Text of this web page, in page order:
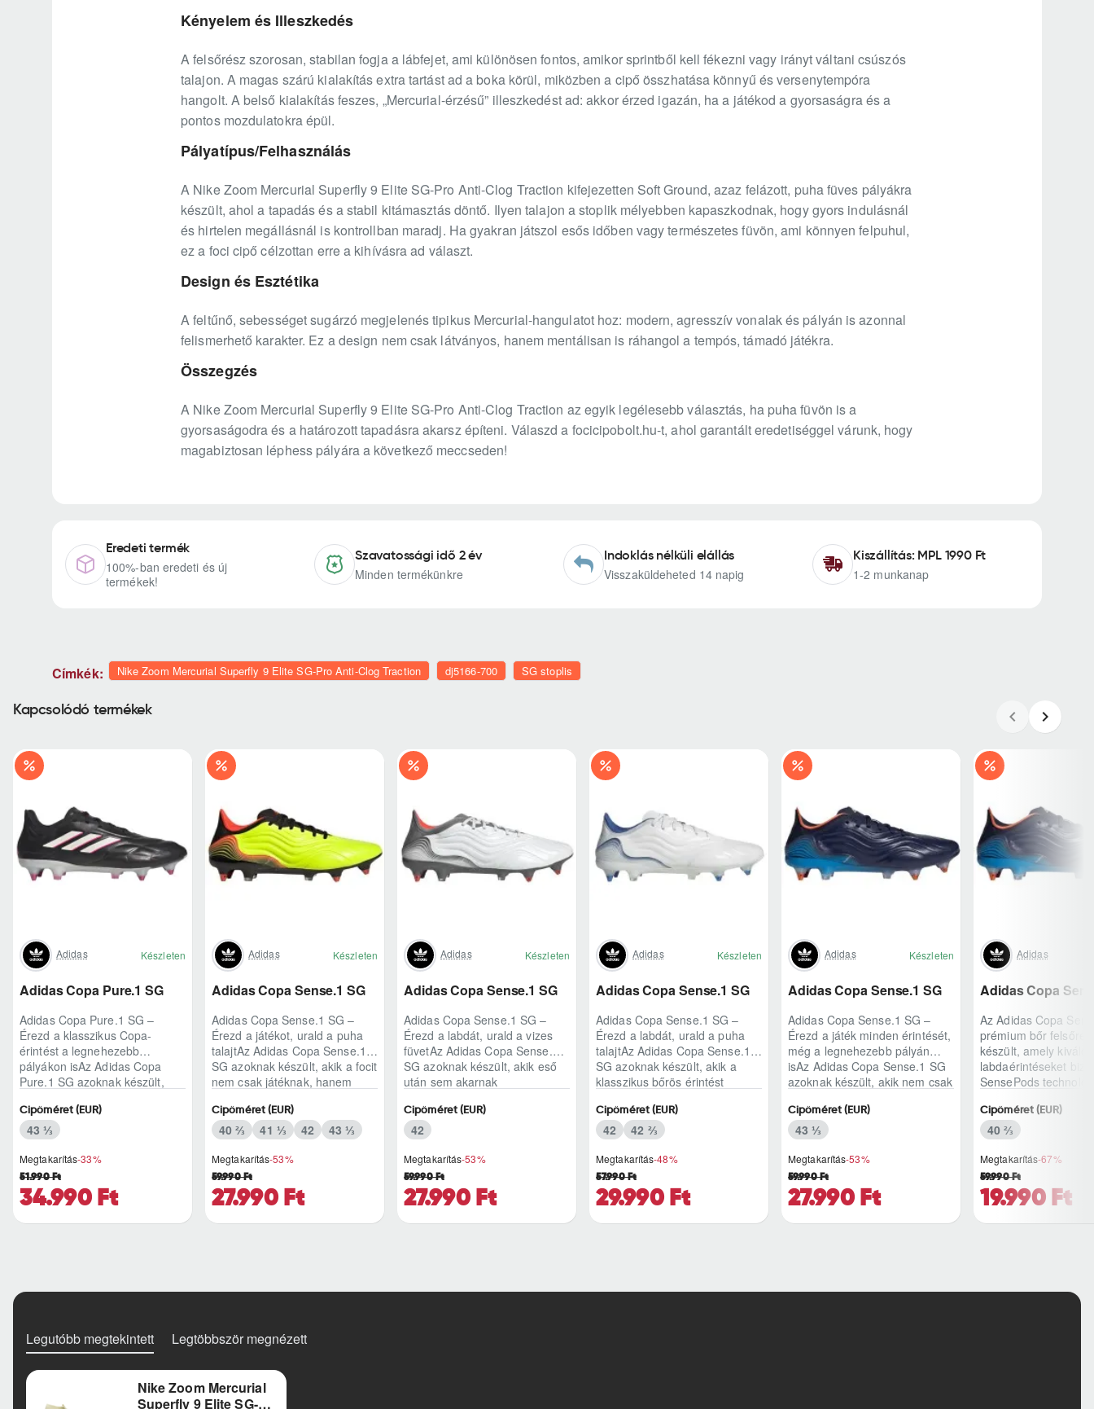
Kényelem és Illeszkedés
A felsőrész szorosan, stabilan fogja a lábfejet, ami különösen fontos, amikor sprintből kell fékezni vagy irányt váltani csúszós
talajon. A magas szárú kialakítás extra tartást ad a boka körül, miközben a cipő összhatása könnyű és versenytempóra
hangolt. A belső kialakítás feszes, „Mercurial-érzésű” illeszkedést ad: akkor érzed igazán, ha a játékod a gyorsaságra és a
pontos mozdulatokra épül.
Pályatípus/Felhasználás
A Nike Zoom Mercurial Superfly 9 Elite SG-Pro Anti-Clog Traction kifejezetten Soft Ground, azaz felázott, puha füves pályákra
készült, ahol a tapadás és a stabil kitámasztás döntő. Ilyen talajon a stoplik mélyebben kapaszkodnak, hogy gyors indulásnál
és hirtelen megállásnál is kontrollban maradj. Ha gyakran játszol esős időben vagy természetes füvön, ami könnyen felpuhul,
ez a foci cipő célzottan erre a kihívásra ad választ.
Design és Esztétika
A feltűnő, sebességet sugárzó megjelenés tipikus Mercurial-hangulatot hoz: modern, agresszív vonalak és pályán is azonnal
felismerhető karakter. Ez a design nem csak látványos, hanem mentálisan is ráhangol a tempós, támadó játékra.
Összegzés
A Nike Zoom Mercurial Superfly 9 Elite SG-Pro Anti-Clog Traction az egyik legélesebb választás, ha puha füvön is a
gyorsaságodra és a határozott tapadásra akarsz építeni. Válaszd a focicipobolt.hu-t, ahol garantált eredetiséggel várunk, hogy
magabiztosan léphess pályára a következő meccseden!
Eredeti termék
100%-ban eredeti és új
termékek!
Szavatossági idő 2 év
Minden termékünkre
Indoklás nélküli elállás
Visszaküldeheted 14 napig
Kiszállítás: MPL 1990 Ft
1-2 munkanap
Címkék: Nike Zoom Mercurial Superfly 9 Elite SG-Pro Anti-Clog Traction dj5166-700 SG stoplis
Kapcsolódó termékek
Adidas Készleten
Adidas Copa Pure.1 SG
Adidas Copa Pure.1 SG –
Érezd a klasszikus Copa-
érintést a legnehezebb
pályákon isAz Adidas Copa
Pure.1 SG azoknak készült,
Megtakarítás-33%
34.990 Ft
51.990 Ft
Cipőméret (EUR)
43 ⅓
Adidas Készleten
Adidas Copa Sense.1 SG
Adidas Copa Sense.1 SG –
Érezd a játékot, urald a puha
talajtAz Adidas Copa Sense.1
SG azoknak készült, akik a focit
nem csak játéknak, hanem
Megtakarítás-53%
27.990 Ft
59.990 Ft
Cipőméret (EUR)
40 ⅔ 41 ⅓ 42 43 ⅓
Adidas Készleten
Adidas Copa Sense.1 SG
Adidas Copa Sense.1 SG –
Érezd a labdát, urald a vizes
füvetAz Adidas Copa Sense.1
SG azoknak készült, akik eső
után sem akarnak
Megtakarítás-53%
27.990 Ft
59.990 Ft
Cipőméret (EUR)
42
Adidas Készleten
Adidas Copa Sense.1 SG
Adidas Copa Sense.1 SG –
Érezd a labdát, urald a puha
talajtAz Adidas Copa Sense.1
SG azoknak készült, akik a
klasszikus bőrös érintést
Megtakarítás-48%
29.990 Ft
57.990 Ft
Cipőméret (EUR)
42 42 ⅔
Adidas Készleten
Adidas Copa Sense.1 SG
Adidas Copa Sense.1 SG –
Érezd a játék minden érintését,
még a legnehezebb pályán
isAz Adidas Copa Sense.1 SG
azoknak készült, akik nem csak
Megtakarítás-53%
27.990 Ft
59.990 Ft
Cipőméret (EUR)
43 ⅓
Adidas
Adidas Copa
Az Adidas Copa
prémium bőr
készült, amely kiváló
labdaérintéseket
SensePods
Megtakarítás-67%
19.990 Ft
59.990 Ft
Cipőméret (EUR)
40 ⅔
Legutóbb megtekintett Legtöbbször megnézett
Nike Zoom Mercurial
Superfly 9 Elite SG-